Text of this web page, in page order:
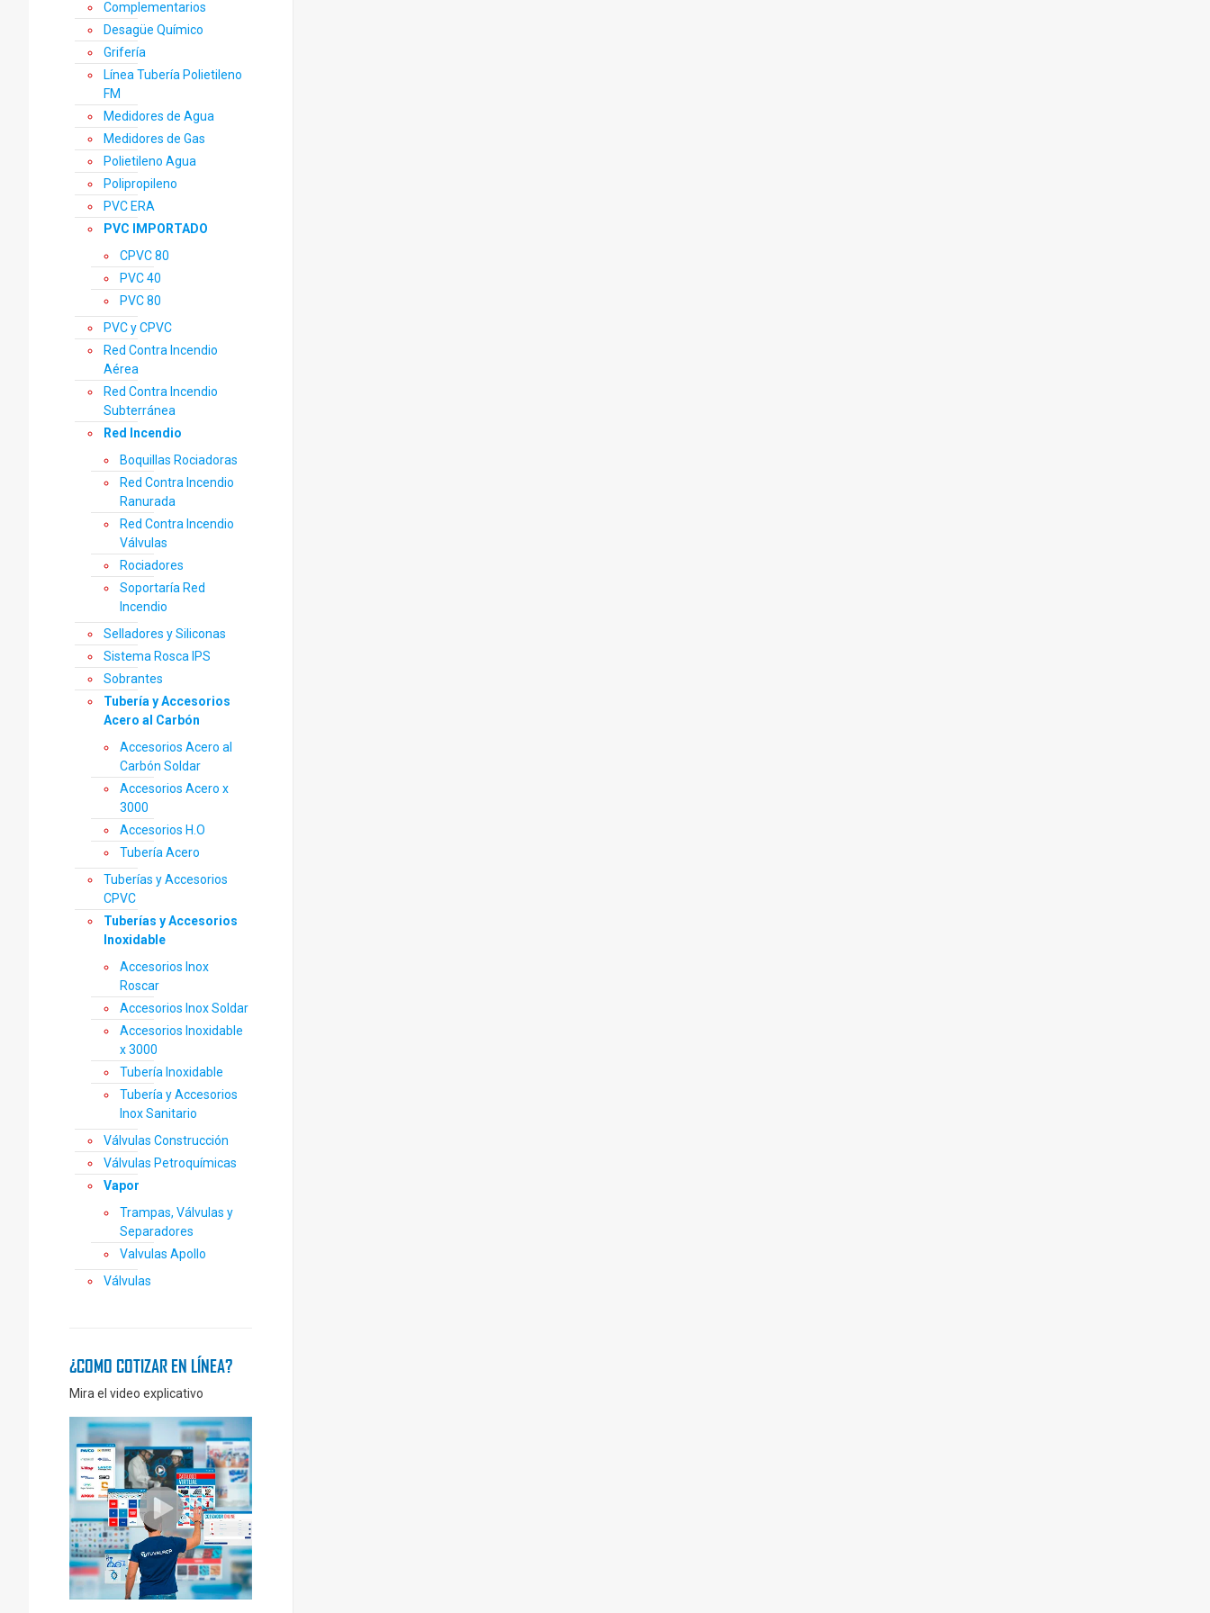
Complementarios
Desagüe Químico
Grifería
Línea Tubería Polietileno
FM
Medidores de Agua
Medidores de Gas
Polietileno Agua
Polipropileno
PVC ERA
PVC IMPORTADO
CPVC 80
PVC 40
PVC 80
PVC y CPVC
Red Contra Incendio
Aérea
Red Contra Incendio
Subterránea
Red Incendio
Boquillas Rociadoras
Red Contra Incendio
Ranurada
Red Contra Incendio
Válvulas
Rociadores
Soportaría Red
Incendio
Selladores y Siliconas
Sistema Rosca IPS
Sobrantes
Tubería y Accesorios
Acero al Carbón
Accesorios Acero al
Carbón Soldar
Accesorios Acero x
3000
Accesorios H.O
Tubería Acero
Tuberías y Accesorios
CPVC
Tuberías y Accesorios
Inoxidable
Accesorios Inox
Roscar
Accesorios Inox Soldar
Accesorios Inoxidable
x 3000
Tubería Inoxidable
Tubería y Accesorios
Inox Sanitario
Válvulas Construcción
Válvulas Petroquímicas
Vapor
Trampas, Válvulas y
Separadores
Valvulas Apollo
Válvulas
¿COMO COTIZAR EN LÍNEA?
Mira el video explicativo